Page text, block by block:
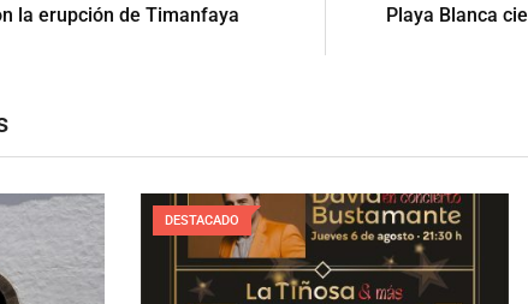
la erupción de Timanfaya
Playa Blanca
DESTACADO